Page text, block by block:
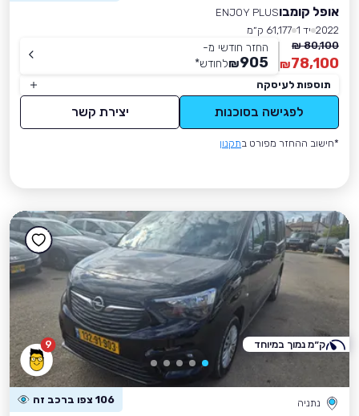
אופל קומבוENJOY PLUS
2022 יד 1
61,177 ק״מ
80,100 ₪
78,100
₪
החזר חודשי מ-
905
₪לחודש*
תוספות לעיסקה
לפגישה בסוכנות יצירת קשר
*חישוב ההחזר מפורט בתקנון
9
נתניה 106 צפו ברכב זה
ק״מ נמוך במיוחד